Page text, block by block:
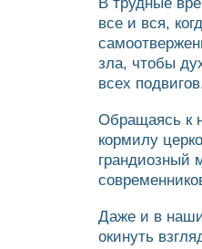
все и вся,
зла, чтобы
всех
Обращаясь к
кормилу
грандиозный
Даже и в наши
окинуть